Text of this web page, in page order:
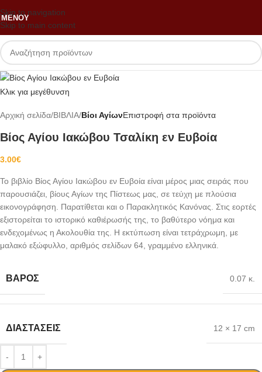
Skip to navigation
Skip to main content
ΜΕΝΟΎ
Κλικ για μεγέθυνση
Αρχική σελίδα ΒΙΒΛΙΑ Βίοι ΑγίωνΕπιστροφή στα προϊόντα
Βίος Αγίου Ιακώβου Τσαλίκη εν Ευβοία
3.00€
Το βιβλίο Βίος Αγίου Ιακώβου εν Ευβοία είναι μέρος μιας σειράς που
παρουσιάζει, βίους Αγίων της Πίστεως μας, σε τεύχη με πλούσια
εικονογράφηση. Παρατίθεται και ο Παρακλητικός Κανόνας. Στις εορτές
εξιστορείται το ιστορικό καθιέρωσής της, το βαθύτερο νόημα και
ενδεχομένως η Ακολουθία της. Η εκτύπωση είναι τετράχρωμη, με
μαλακό εξώφυλλο, αριθμός σελίδων 64, γραμμένο ελληνικά.
ΒΆΡΟΣ 0.07 κ.
ΔΙΑΣΤΆΣΕΙΣ 12 × 17 cm